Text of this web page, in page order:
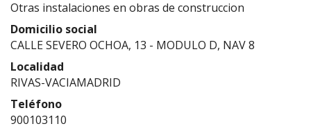
Otras instalaciones en obras de construccion
Domicilio social
CALLE SEVERO OCHOA, 13 - MODULO D, NAV 8
Localidad
RIVAS-VACIAMADRID
Teléfono
900103110